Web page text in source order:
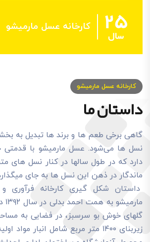
25
سال
کارخانه عسل مارميشو
کارخانه عسل مارميشو
داستان ما
گاهی برخی طعم ها و برند ها تبدیل به
نسل ها می‌شود. عسل مارمیشو با قدمتی
دارد که در طول سالها در کنار نسل های
ماندگار در ذهن این نسل ها به جای
داستان شکل گیری کارخانه فرآوری
زیربنای ۱۴۰۰ متر مربع شامل انبار